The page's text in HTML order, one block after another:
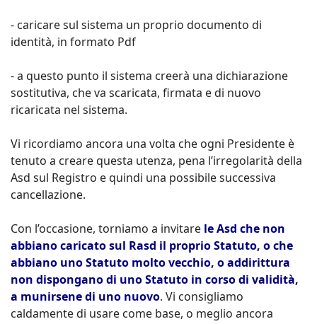
- caricare sul sistema un proprio documento di
identità, in formato Pdf
- a questo punto il sistema creerà una dichiarazione
sostitutiva, che va scaricata, firmata e di nuovo
ricaricata nel sistema.
Vi ricordiamo ancora una volta che ogni Presidente è
tenuto a creare questa utenza, pena l’irregolarità della
Asd sul Registro e quindi una possibile successiva
cancellazione.
Con l’occasione, torniamo a invitare le Asd che non
abbiano caricato sul Rasd il proprio Statuto, o che
abbiano uno Statuto molto vecchio, o addirittura
non dispongano di uno Statuto in corso di validità,
a munirsene di uno nuovo. Vi consigliamo
caldamente di usare come base, o meglio ancora